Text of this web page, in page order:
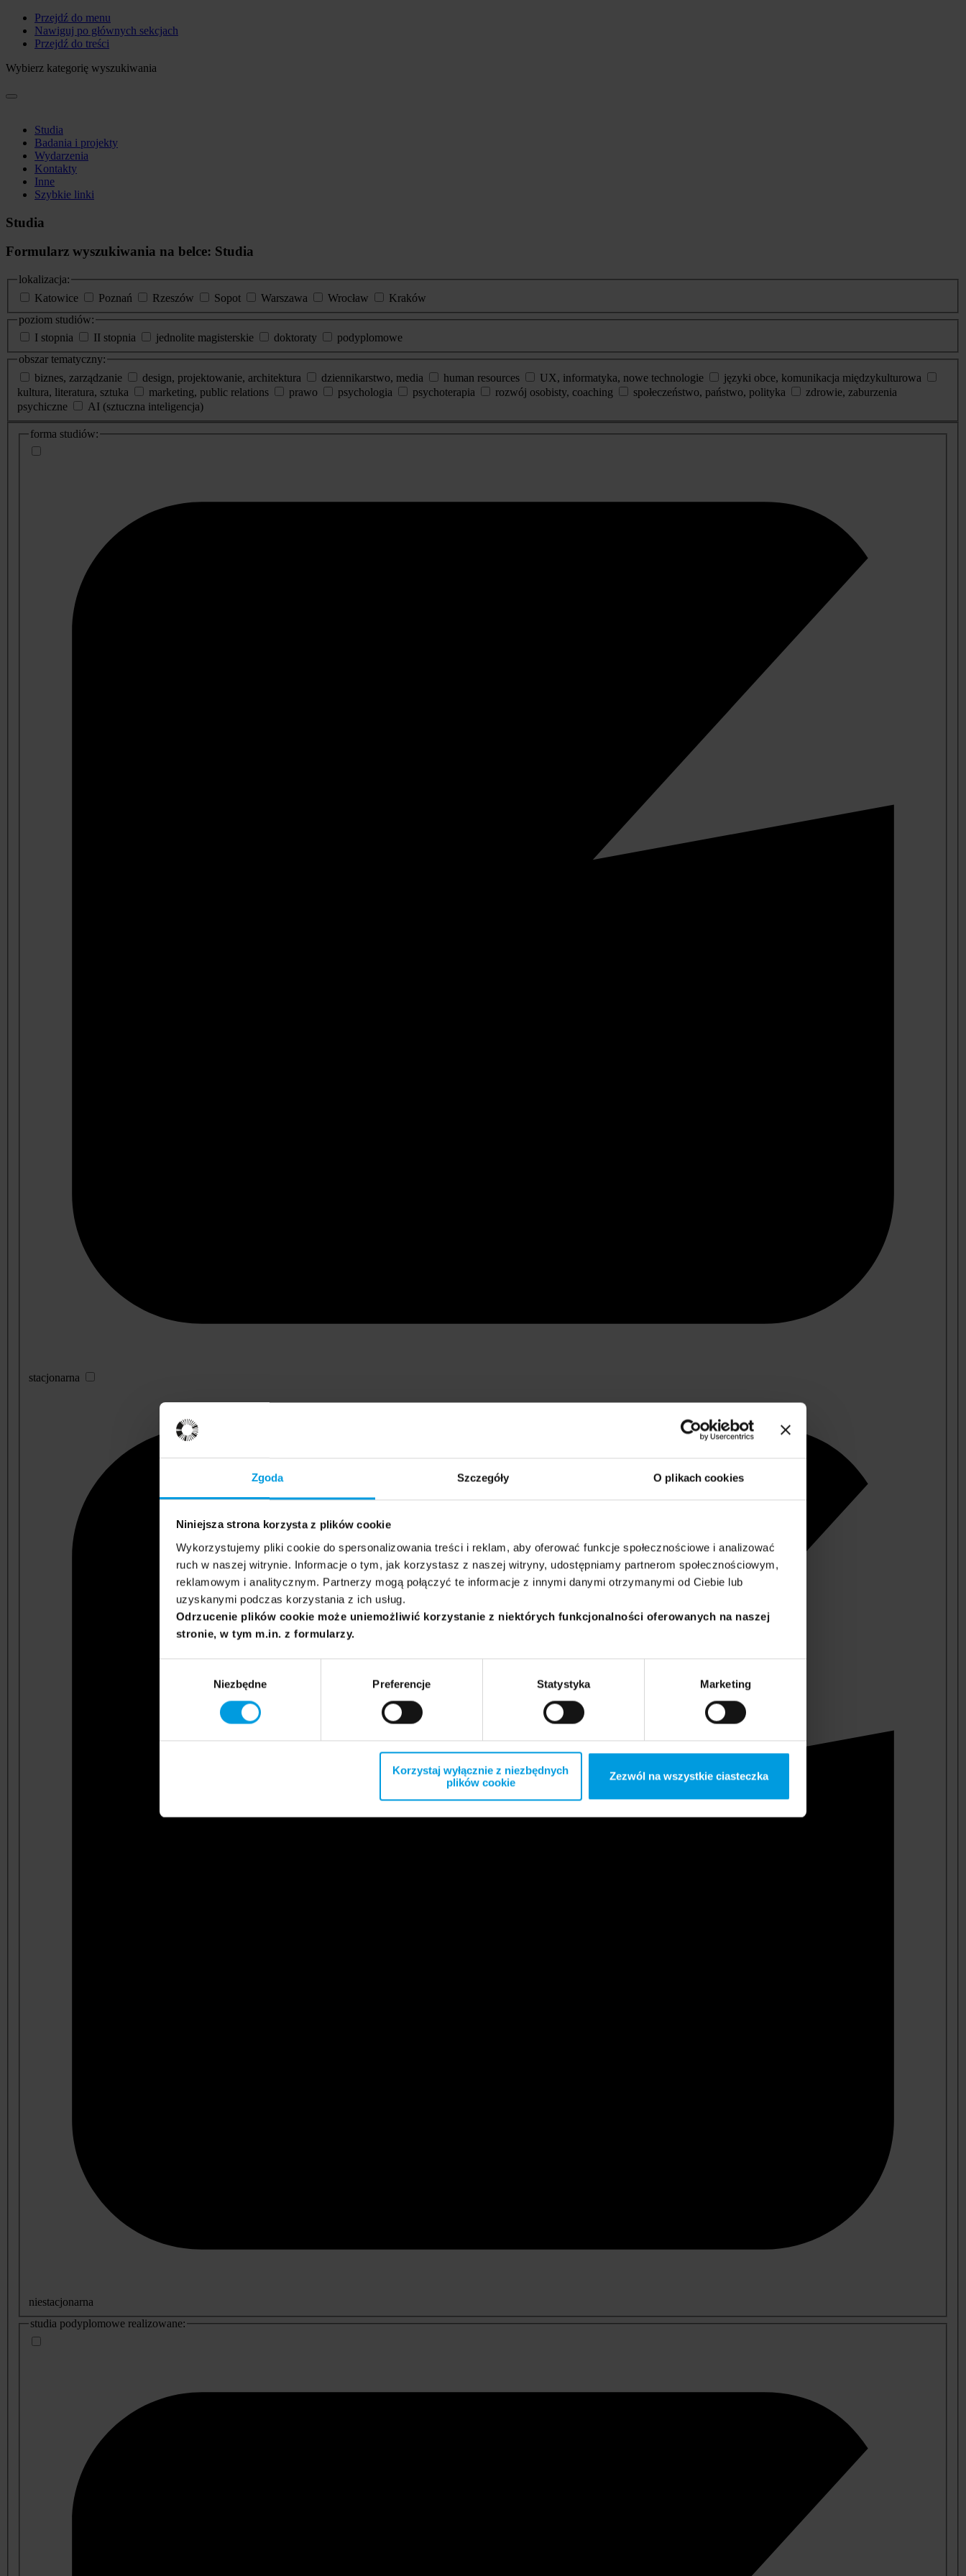
Zgoda Szczegóły O plikach cookies
Niniejsza strona korzysta z plików cookie
Wykorzystujemy pliki cookie do spersonalizowania treści i reklam, aby oferować funkcje społecznościowe i analizować
ruch w naszej witrynie. Informacje o tym, jak korzystasz z naszej witryny, udostępniamy partnerom społecznościowym,
reklamowym i analitycznym. Partnerzy mogą połączyć te informacje z innymi danymi otrzymanymi od Ciebie lub
uzyskanymi podczas korzystania z ich usług.
Odrzucenie plików cookie może uniemożliwić korzystanie z niektórych funkcjonalności oferowanych na naszej
stronie, w tym m.in. z formularzy.
Niezbędne Preferencje Statystyka Marketing
Korzystaj wyłącznie z niezbędnych
plików cookie
Zezwól na wszystkie ciasteczka
Przejdź do menu
Nawiguj po głównych sekcjach
Przejdź do treści
Wybierz kategorię wyszukiwania
Studia
Badania i projekty
Wydarzenia
Kontakty
Inne
Szybkie linki
Studia
Formularz wyszukiwania na belce: Studia
lokalizacja:
Katowice
Poznań Rzeszów Sopot Warszawa Wrocław
Kraków
poziom studiów:
I stopnia
II stopnia jednolite magisterskie doktoraty
podyplomowe
obszar tematyczny:
biznes, zarządzanie
design, projektowanie, architektura dziennikarstwo, media human resources UX, informatyka, nowe technologie
języki obce, komunikacja międzykulturowa
kultura, literatura, sztuka
marketing, public relations prawo psychologia psychoterapia rozwój osobisty, coaching społeczeństwo, państwo, polityka
zdrowie, zaburzenia
psychiczne
AI (sztuczna inteligencja)
dodatkowe
informacje
forma studiów:
stacjonarna
niestacjonarna
studia podyplomowe realizowane: